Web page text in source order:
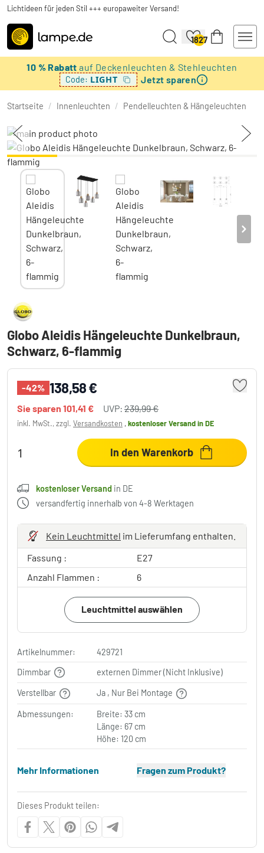
Lichtideen für jeden Stil +++ europaweiter Versand!
1827
10 % Rabattauf Deckenleuchten & Stehleuchten
Code: LIGHT Jetzt sparen
Startseite / Innenleuchten / Pendelleuchten & Hängeleuchten
Globo Aleidis Hängeleuchte Dunkelbraun,
Schwarz, 6-flammig
-42% 138,58 €
Sie sparen 101,41 € UVP: 239,99 €
inkl. MwSt., zzgl. Versandkosten ,kostenloser Versandin DE
In den Warenkorb
kostenloser Versand in DE
versandfertig innerhalb von 4-8 Werktagen
Kein Leuchtmittel im Lieferumfang enthalten.
Fassung :
E27
Anzahl Flammen :
6
Leuchtmittel auswählen
Artikelnummer:
429721
Dimmbar
externen Dimmer (Nicht Inklusive)
Verstellbar Ja , Nur Bei Montage
Abmessungen:
Breite: 33 cm
Länge: 67 cm
Höhe: 120 cm
Mehr Informationen Fragen zum Produkt?
Dieses Produkt teilen: